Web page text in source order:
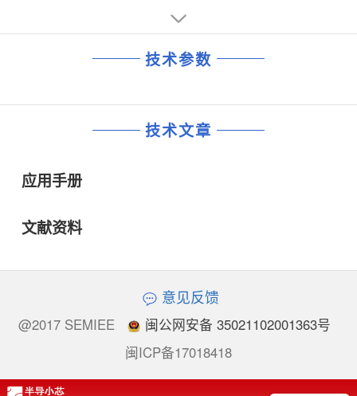
技术参数
技术文章
应用手册
文献资料
意见反馈
@2017 SEMIEE
闽公网安备 35021102001363号
闽ICP备17018418